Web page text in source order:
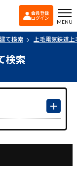
ぐんま不動産探し
会員登録
ログイン
MENU
て検索 上毛電気鉄道
検索